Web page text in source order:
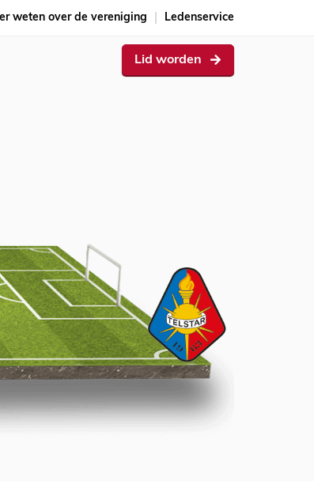
weten over de vereniging Ledenservice
Lid worden